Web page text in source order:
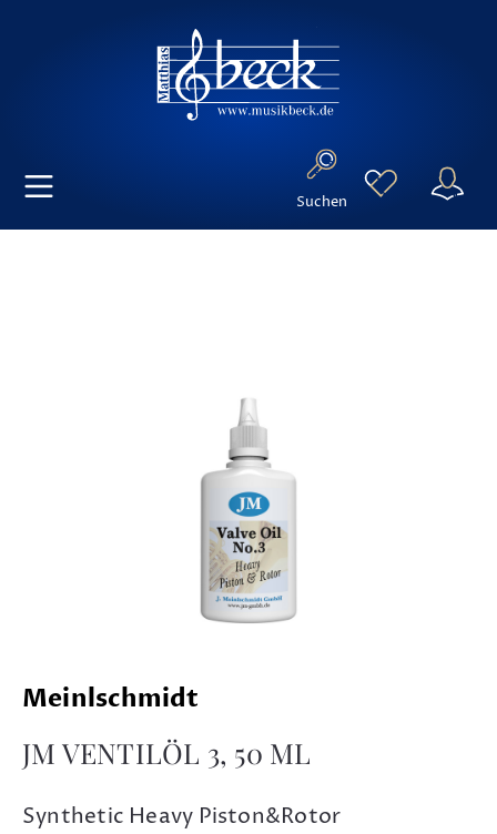
Suchen
Meinlschmidt
JM VENTILÖL 3, 50 ML
Synthetic Heavy Piston&Rotor